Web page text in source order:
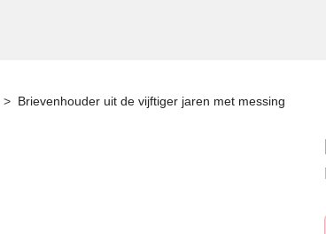
Brievenhouder uit de vijftiger jaren met messing